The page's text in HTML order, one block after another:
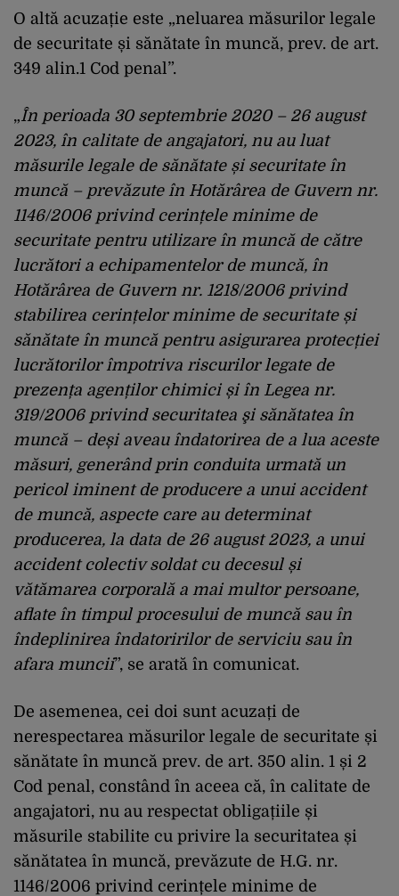
O altă acuzație este „neluarea măsurilor legale
de securitate și sănătate în muncă, prev. de art.
349 alin.1 Cod penal”.
„În perioada 30 septembrie 2020 – 26 august
2023, în calitate de angajatori, nu au luat
măsurile legale de sănătate și securitate în
muncă – prevăzute în Hotărârea de Guvern nr.
1146/2006 privind cerințele minime de
securitate pentru utilizare în muncă de către
lucrători a echipamentelor de muncă, în
Hotărârea de Guvern nr. 1218/2006 privind
stabilirea cerințelor minime de securitate și
sănătate în muncă pentru asigurarea protecției
lucrătorilor împotriva riscurilor legate de
prezența agenților chimici și în Legea nr.
319/2006 privind securitatea şi sănătatea în
muncă – deși aveau îndatorirea de a lua aceste
măsuri, generând prin conduita urmată un
pericol iminent de producere a unui accident
de muncă, aspecte care au determinat
producerea, la data de 26 august 2023, a unui
accident colectiv soldat cu decesul și
vătămarea corporală a mai multor persoane,
aflate în timpul procesului de muncă sau în
îndeplinirea îndatoririlor de serviciu sau în
afara muncii”, se arată în comunicat.
De asemenea, cei doi sunt acuzați de
nerespectarea măsurilor legale de securitate și
sănătate în muncă prev. de art. 350 alin. 1 și 2
Cod penal, constând în aceea că, în calitate de
angajatori, nu au respectat obligațiile și
măsurile stabilite cu privire la securitatea și
sănătatea în muncă, prevăzute de H.G. nr.
1146/2006 privind cerințele minime de